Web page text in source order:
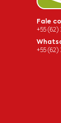
Fale
+55
+55